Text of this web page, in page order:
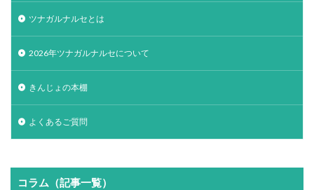
ツナガルナルセとは
2026年ツナガルナルセについて
きんじょの本棚
よくあるご質問
コラム（記事一覧）